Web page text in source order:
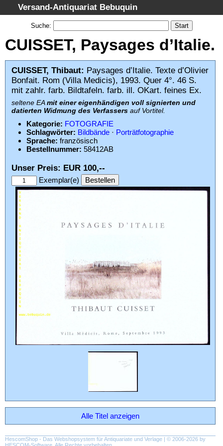
Versand-Antiquariat Bebuquin
Startseite
Suche
Schlagwörter
Gesamtbestand
Warenkorb
AGB
Widerruf
Datenschutz
Suche:
CUISSET, Paysages d’Italie.
CUISSET, Thibaut: Paysages d’Italie. Texte d’Olivier
Bonfait. Rom (Villa Medicis), 1993. Quer 4°. 46 S.
mit zahlr. farb. Bildtafeln. farb. ill. OKart. feines Ex.
seltene EAmit einer eigenhändigen voll signierten und
datierten Widmung des Verfassers auf Vortitel.
Kategorie: FOTOGRAFIE
Schlagwörter: Bildbände · Porträtfotographie
Sprache: französisch
Bestellnummer: 58412AB
Unser Preis: EUR 100,--
Exemplar(e)
Alle Titel anzeigen
HescomShop - Das Webshopsystem für Antiquariate und Verlage | © 2006-2026 by